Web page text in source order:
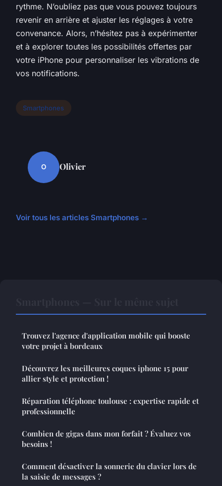
rythme. N’oubliez pas que vous pouvez toujours
revenir en arrière et ajuster les réglages à votre
convenance. Alors, n’hésitez pas à expérimenter
et à explorer toutes les possibilités offertes par
votre iPhone pour personnaliser les vibrations de
vos notifications.
Smartphones
O Olivier
Voir tous les articles Smartphones →
Trouvez l'agence d'application mobile qui booste
votre projet à bordeaux
Découvrez les meilleures coques iphone 15 pour
allier style et protection !
Réparation téléphone toulouse : expertise rapide et
professionnelle
Combien de gigas dans mon forfait ? Évaluez vos
besoins !
Comment désactiver la sonnerie du clavier lors de
la saisie de messages ?